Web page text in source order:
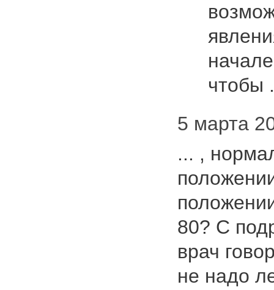
чтобы
5 марта
... ,
80? С
врач
не надо